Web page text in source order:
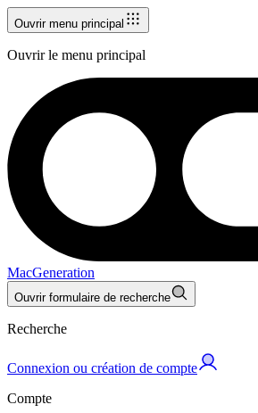
Ouvrir menu principal
Ouvrir le menu principal
MacGeneration
Ouvrir formulaire de recherche
Recherche
Connexion ou création de compte
Compte